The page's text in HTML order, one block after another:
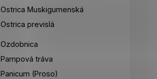
Ostrica Muskigumenská
Ostrica previslá
Ozdobnica
Pampová tráva
Panicum (Proso)